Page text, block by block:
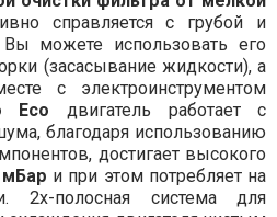
справляется с грубой и
можете использовать его
(засасывание жидкости), а
с электроинструментом
Eco двигатель работает с
благодаря использованию
достигает высокого
и при этом потребляет на
2х-полосная система для